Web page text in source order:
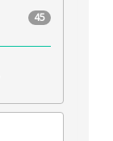
45